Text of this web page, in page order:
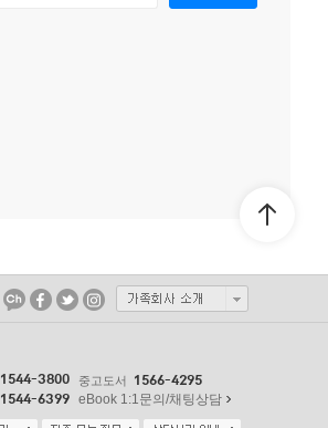
1544-3800 중고도서 1566-4295
1544-6399 eBook 1:1문의/채팅상담